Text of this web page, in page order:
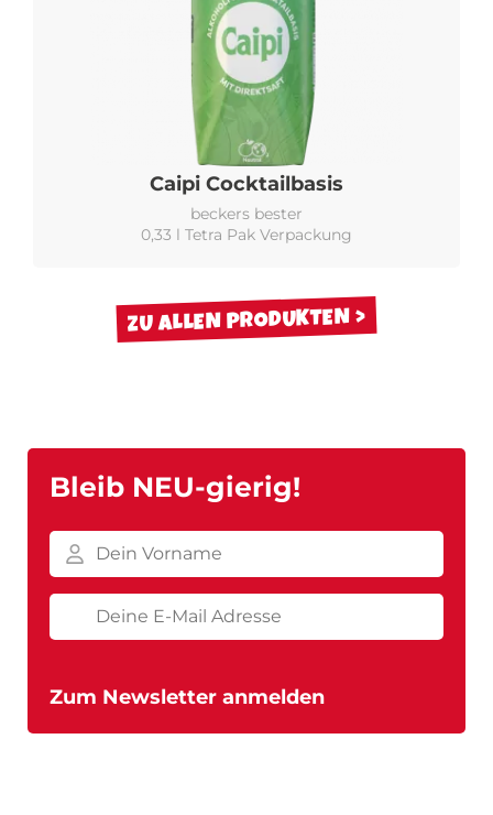
Caipi Cocktailbasis
beckers bester
0,33 l Tetra Pak Verpackung
ZU ALLEN PRODUKTEN
Bleib NEU-gierig!